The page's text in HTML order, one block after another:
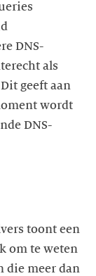
DNS-
als
geeft aan
wordt
DNS-
toont een
om te weten
die meer dan